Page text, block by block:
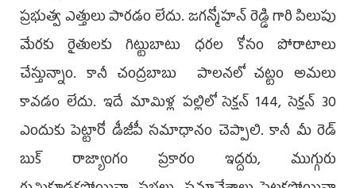
ప్రభుత్వ ఎత్తులు పారడం లేదు. జగన్మోహన్ రెడ్డి గారి పిలుపు
మేరకు రైతులకు గిట్టుబాటు ధరల కోసం పోరాటాలు
చేస్తున్నాం. కానీ చంద్రబాబు పాలనలో చట్టం అమలు
కావడం లేదు. ఇదే మామిళ్ల పల్లిలో సెక్షన్ 144, సెక్షన్ 30
ఎందుకు పెట్టారో డీజీపీ సమాధానం చెప్పాలి. కానీ మీ రెడ్
బుక్ రాజ్యాంగం ప్రకారం ఇద్దరు, ముగ్గురు